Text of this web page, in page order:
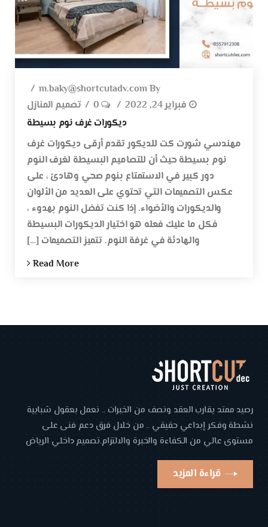
By
m.baky@shortcutadv.com
فبراير 24, 2022
0
تصميم المنازل
ديكورات غرف نوم بسيطة
مهندسي شورت كت للديكور تقدم أرقى ديكورات غرف
نوم بسيطة حيث أن للتصاميم البسيطة لغرف النوم
دور كبير في الاستمتاع بنوم صحي وهادئ ، على
عكس التصميمات التي تحتوي على العديد من الألوان
والديكورات والأضواء. إذا كنت تفضل النوم بهدوء ،
فكل ما عليك فعله هو اختيار الديكورات البسيطة
والهادئة في غرفة النوم. تتميز التصميمات […]
Read More
رصيد ممتد يقارب العقد ونصف من الخبرات .. نعمل بعقول شبابية
نشطة وفكر إبداعي حقيقي .. من خلال فرق دعم فنى على
مستوى عالي من الكفاءة والخبرة والالتزام.تصميم داخلي الرياض
قراءة المزيد